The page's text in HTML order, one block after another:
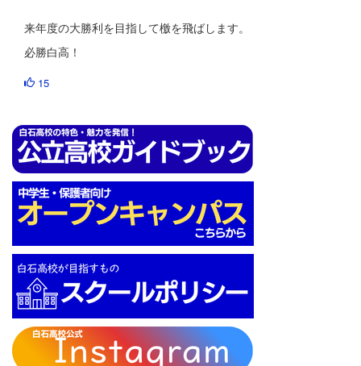
来年度の大勝利を目指して檄を飛ばします。
必勝白高！
15